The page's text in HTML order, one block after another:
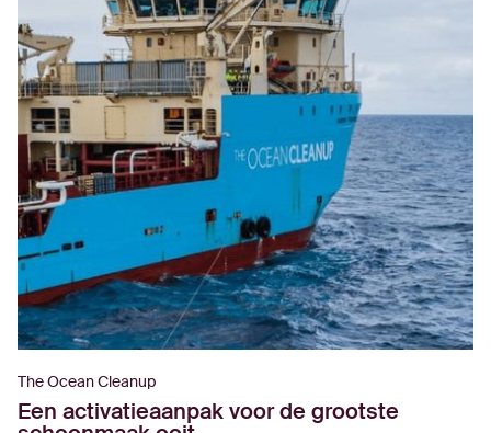
The Ocean Cleanup
Een activatieaanpak voor de grootste